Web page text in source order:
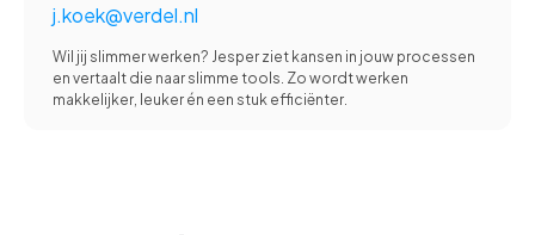
j.koek@verdel.nl
Wil jij slimmer werken? Jesper ziet kansen in jouw processen
en vertaalt die naar slimme tools. Zo wordt werken
makkelijker, leuker én een stuk efficiënter.